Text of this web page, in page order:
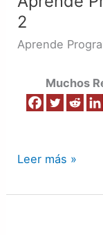
2
Aprende
Muchos
Código
|
Leer más »